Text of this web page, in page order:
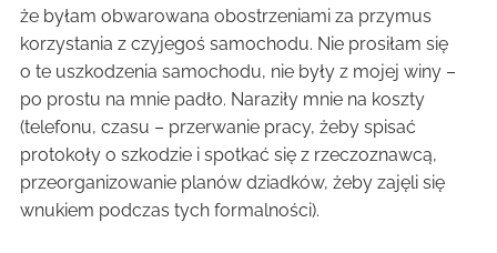
że byłam obwarowana obostrzeniami za przymus
korzystania z czyjegoś samochodu. Nie prosiłam się
o te uszkodzenia samochodu, nie były z mojej winy –
po prostu na mnie padło. Naraziły mnie na koszty
(telefonu, czasu – przerwanie pracy, żeby spisać
protokoły o szkodzie i spotkać się z rzeczoznawcą,
przeorganizowanie planów dziadków, żeby zajęli się
wnukiem podczas tych formalności).